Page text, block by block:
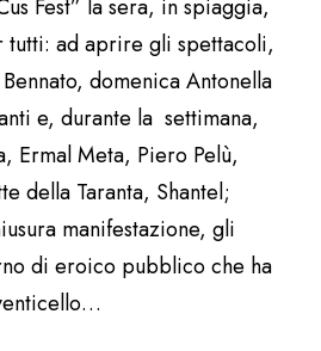
Fest” la sera, in spiaggia,
tutti: ad aprire gli spettacoli,
domenica Antonella
e, durante la settimana,
Ermal Meta, Piero Pelù,
della Taranta, Shantel;
manifestazione, gli
di eroico pubblico che ha